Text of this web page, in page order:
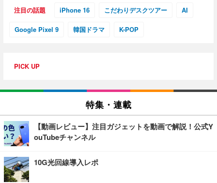
注目の話題 iPhone 16 こだわりデスクツアー AI
Google Pixel 9 韓国ドラマ K-POP
PICK UP
特集・連載
【動画レビュー】注目ガジェットを動画で解説！公式Y
ouTubeチャンネル
10G光回線導入レポ